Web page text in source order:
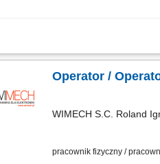
Obsługa i ustawianie
Operator /
WIMECH S.C. Roland
pracownik fizyczny /